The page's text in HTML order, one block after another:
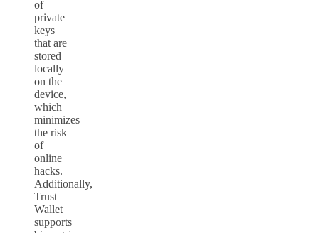
of
private
keys
that are
stored
locally
on the
device,
which
minimizes
the risk
of
online
hacks.
Additionally,
Trust
Wallet
supports